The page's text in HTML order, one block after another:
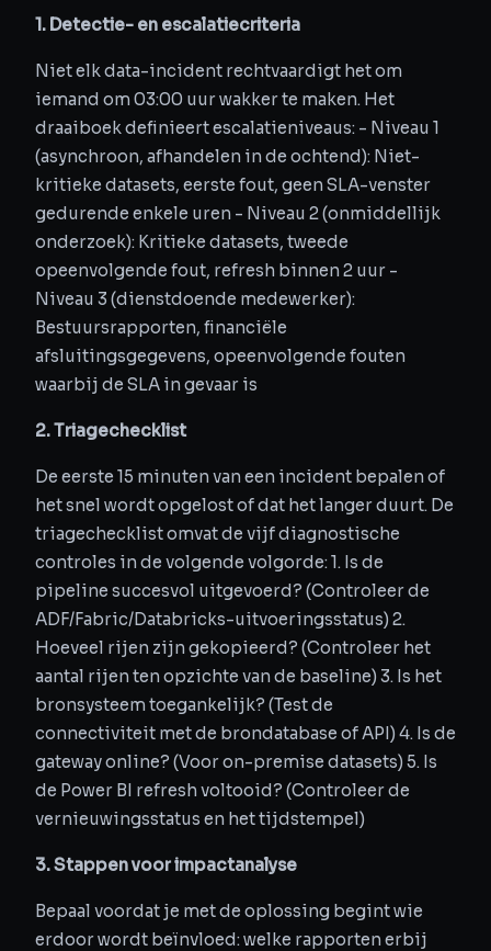
1. Detectie- en escalatiecriteria
Niet elk data-incident rechtvaardigt het om
iemand om 03:00 uur wakker te maken. Het
draaiboek definieert escalatieniveaus: - Niveau 1
(asynchroon, afhandelen in de ochtend): Niet-
kritieke datasets, eerste fout, geen SLA-venster
gedurende enkele uren - Niveau 2 (onmiddellijk
onderzoek): Kritieke datasets, tweede
opeenvolgende fout, refresh binnen 2 uur -
Niveau 3 (dienstdoende medewerker):
Bestuursrapporten, financiële
afsluitingsgegevens, opeenvolgende fouten
waarbij de SLA in gevaar is
2. Triagechecklist
De eerste 15 minuten van een incident bepalen of
het snel wordt opgelost of dat het langer duurt. De
triagechecklist omvat de vijf diagnostische
controles in de volgende volgorde: 1. Is de
pipeline succesvol uitgevoerd? (Controleer de
ADF/Fabric/Databricks-uitvoeringsstatus) 2.
Hoeveel rijen zijn gekopieerd? (Controleer het
aantal rijen ten opzichte van de baseline) 3. Is het
bronsysteem toegankelijk? (Test de
connectiviteit met de brondatabase of API) 4. Is de
gateway online? (Voor on-premise datasets) 5. Is
de Power BI refresh voltooid? (Controleer de
vernieuwingsstatus en het tijdstempel)
3. Stappen voor impactanalyse
Bepaal voordat je met de oplossing begint wie
erdoor wordt beïnvloed: welke rapporten erbij